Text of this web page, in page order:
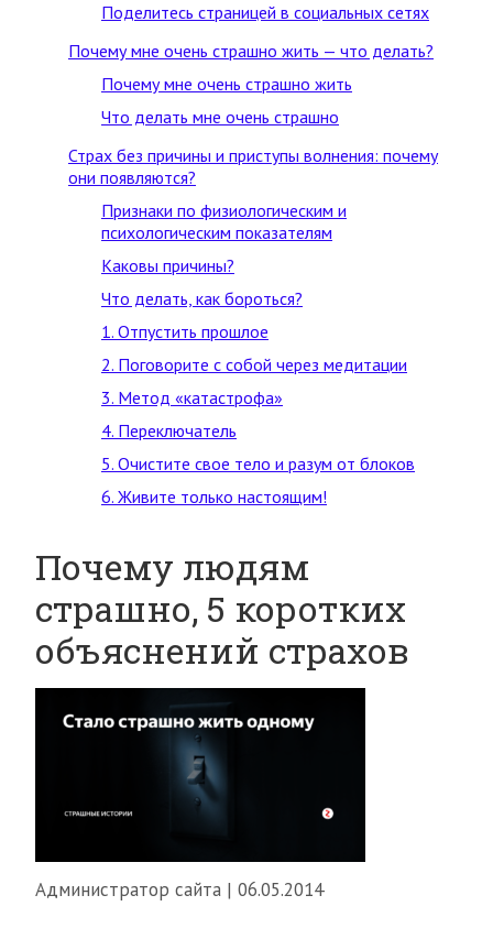
Поделитесь страницей в социальных сетях
Почему мне очень страшно жить — что делать?
Почему мне очень страшно жить
Что делать мне очень страшно
Страх без причины и приступы волнения: почему
они появляются?
Признаки по физиологическим и
психологическим показателям
Каковы причины?
Что делать, как бороться?
1. Отпустить прошлое
2. Поговорите с собой через медитации
3. Метод «катастрофа»
4. Переключатель
5. Очистите свое тело и разум от блоков
6. Живите только настоящим!
Почему людям
страшно, 5 коротких
объяснений страхов
Администратор сайта | 06.05.2014